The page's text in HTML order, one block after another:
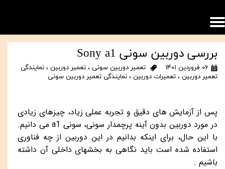
بررسی دوربین سونی Sony a1
۰۶ فروردین ۱۴۰۱ تعمیر دوربین سونی ، تعمیر دوربین ، نمایندگی
تعمیر دوربین ، تعمیرات دوربین ، نمایندگی تعمیر دوربین سونی
پس از آزمایش های دقیق و تجربه عملی زیاد، چیزهای زیادی
در مورد دوربین بدون آینه پرچمدار سونی، سونی a1می دانیم.
با این حال، برای اینکه بدانیم در این دوربین از چه فناوری
استفاده شده است باید نگاهی به بخشهای داخلی آن داشته
باشیم .